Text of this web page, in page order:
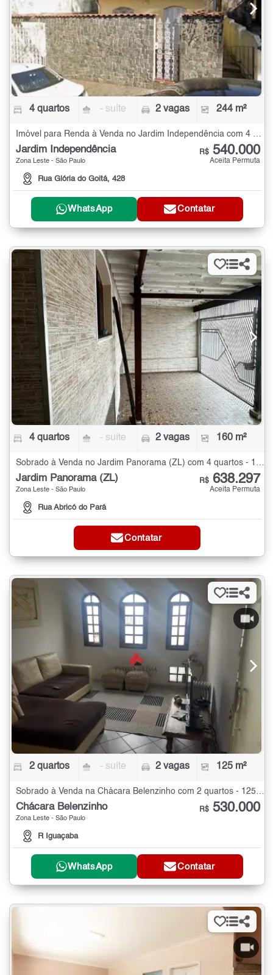
4 quartos - suíte 2 vagas 244 m²
Jardim Independência
Zona Leste - São Paulo
Rua Glória do Goitá, 428
R$ 540.000
Aceita Permuta
WhatsApp Contatar
4 quartos - suíte 2 vagas 160 m²
Sobrado à Venda no Jardim Panorama (ZL) com 4 quartos - 160 m²
Jardim Panorama (ZL)
Zona Leste - São Paulo
Rua Abricó do Pará
R$ 638.297
Aceita Permuta
Contatar
2 quartos - suíte 2 vagas 125 m²
Sobrado à Venda na Chácara Belenzinho com 2 quartos - 125 m²
Chácara Belenzinho
Zona Leste - São Paulo
R Iguaçaba
R$ 530.000
WhatsApp Contatar